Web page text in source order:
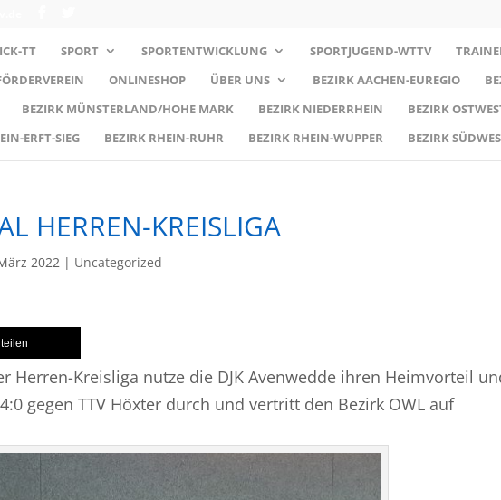
TT SPORT SPORTENTWICKLUNG SPORTJUGEND-WTTV
ONLINESHOP ÜBER UNS BEZIRK AACHEN-EUREGIO
BEZIRK MÜNSTERLAND/HOHE MARK BEZIRK NIEDERRHEIN BEZIRK
ERFT-SIEG
BEZIRK RHEIN-RUHR BEZIRK RHEIN-WUPPER BEZIRK
HERREN-KREISLIGA
2022 | Uncategorized
teilen
Herren-Kreisliga nutze die DJK Avenwedde ihren Heimvorteil
gegen TTV Höxter durch und vertritt den Bezirk OWL auf